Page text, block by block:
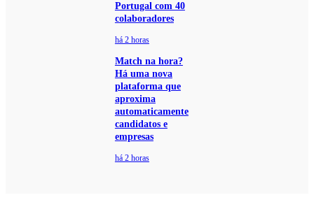
Portugal com 40
colaboradores
há 2 horas
Match na hora?
Há uma nova
plataforma que
aproxima
automaticamente
candidatos e
empresas
há 2 horas